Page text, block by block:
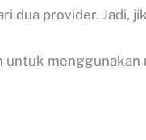
dua provider. Jadi,
untuk menggunakan